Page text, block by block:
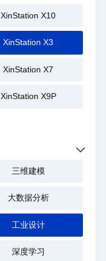
XinStation X10
XinStation X3
XinStation X7
XinStation X9P
三维建模
大数据分析
工业设计
深度学习